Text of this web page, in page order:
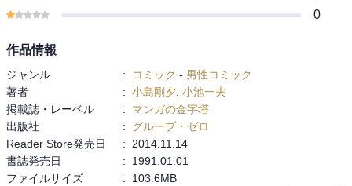
0
作品情報
ジャンル : コミック - 男性コミック
著者
: 小島剛夕 小池一夫
掲載誌・レーベル
:
マンガの金字塔
出版社
:
グループ・ゼロ
Reader Store発売日
:
2014.11.14
書誌発売日
:
1991.01.01
ファイルサイズ
: 103.6MB